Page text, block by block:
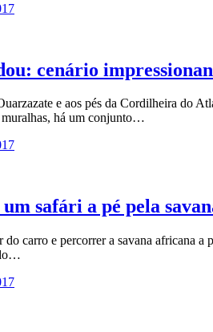
cenário
e aos pés da Cordilheira do
há um conjunto…
safári a pé pela
do carro e percorrer a savana africana